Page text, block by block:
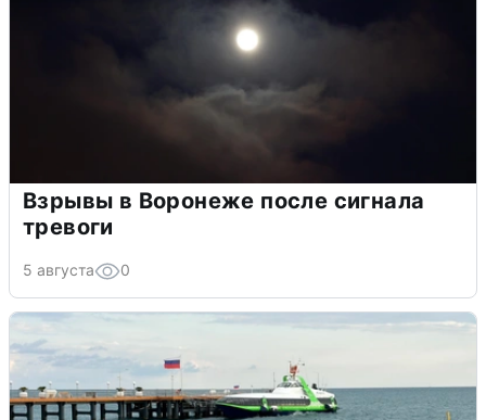
Взрывы в Воронеже после сигнала
тревоги
5 августа 0